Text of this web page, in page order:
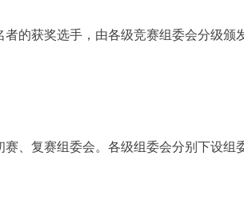
的获奖选手，由各级竞赛组委会分级颁
、复赛组委会。各级组委会分别下设组